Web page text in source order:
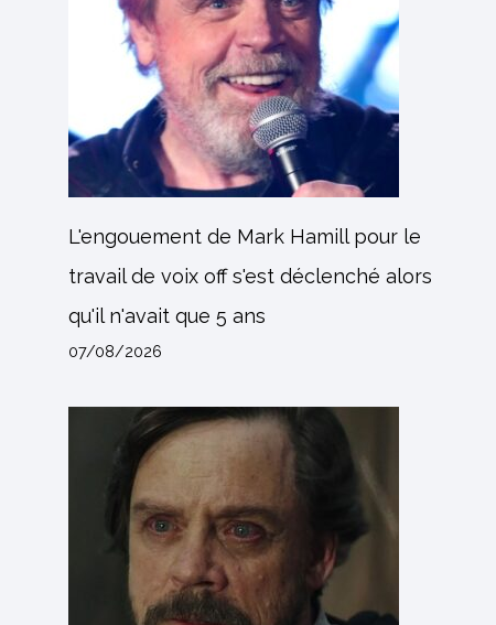
L'engouement de Mark Hamill pour le
travail de voix off s'est déclenché alors
qu'il n'avait que 5 ans
07/08/2026